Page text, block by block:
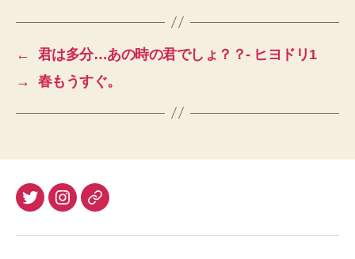
←
君は多分…あの時の君でしょ？？- ヒヨドリ1
→
春もうすぐ。
twitterinstagram
Pixiv